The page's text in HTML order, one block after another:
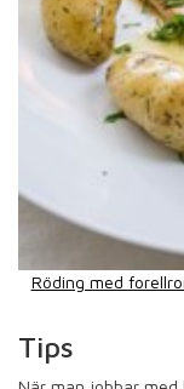
Röding med
Tips